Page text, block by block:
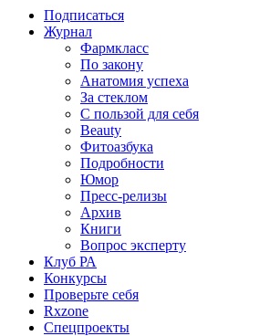
Подписаться
Журнал
Фармкласс
По закону
Анатомия успеха
За стеклом
С пользой для себя
Beauty
Фитоазбука
Подробности
Юмор
Пресс-релизы
Архив
Книги
Вопрос эксперту
Клуб РА
Конкурсы
Проверьте себя
Rxzone
Спецпроекты